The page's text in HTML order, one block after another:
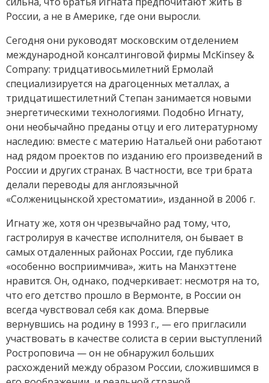
России, а не в Америке, где они выросли.
Сегодня они руководят московским отделением
международной консалтинговой фирмы McKinsey &
Company: тридцативосьмилетний Ермолай
специализируется на драгоценных металлах, а
тридцатишестилетний Степан занимается новыми
энергетическими технологиями. Подобно Игнату,
они необычайно преданы отцу и его литературному
наследию: вместе с материю Натальей они работают
над рядом проектов по изданию его произведений в
России и других странах. В частности, все три брата
делали переводы для англоязычной
«Солженицынской хрестоматии», изданной в 2006 г.
Игнату же, хотя он чрезвычайно рад тому, что,
гастролируя в качестве исполнителя, он бывает в
самых отдаленных районах России, где публика
«особенно восприимчива», жить на Манхэттене
нравится. Он, однако, подчеркивает: несмотря на то,
что его детство прошло в Вермонте, в России он
всегда чувствовал себя как дома. Впервые
вернувшись на родину в 1993 г., — его пригласили
участвовать в качестве солиста в серии выступлений
Ростроповича — он не обнаружил больших
расхождений между образом России, сложившимся в